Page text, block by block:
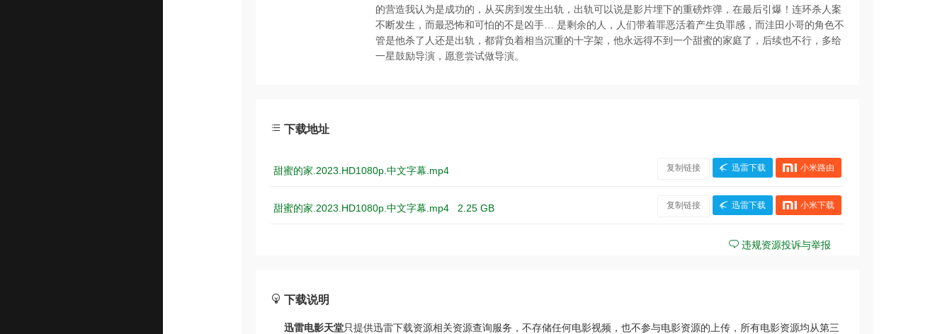
的营造我认为是成功的，从买房到发生出轨，出轨可以说是影片埋下的重磅炸弹，在最后引爆！连环杀人案
不断发生，而最恐怖和可怕的不是凶手… 是剩余的人，人们带着罪恶活着产生负罪感，而洼田小哥的角色不
管是他杀了人还是出轨，都背负着相当沉重的十字架，他永远得不到一个甜蜜的家庭了，后续也不行，多给
一星鼓励导演，愿意尝试做导演。
下载地址
甜蜜的家.2023.HD1080p.中文字幕.mp4 复制链接 迅雷下载 小米路由
甜蜜的家.2023.HD1080p.中文字幕.mp4 2.25 GB 复制链接 迅雷下载 小米下载
违规资源投诉与举报
下载说明
迅雷电影天堂只提供迅雷下载资源相关资源查询服务，不存储任何电影视频，也不参与电影资源的上传，所有电影资源均从第三